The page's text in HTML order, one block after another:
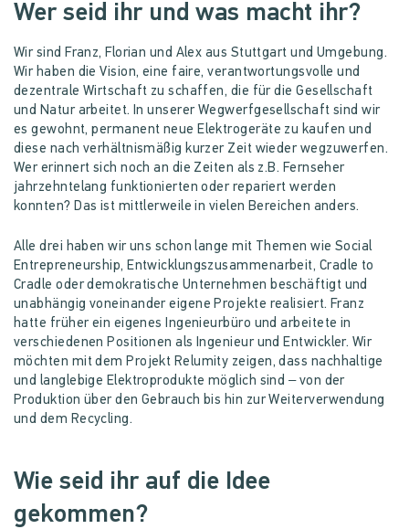
Wer seid ihr und was macht ihr?
Wir sind Franz, Florian und Alex aus Stuttgart und Umgebung.
Wir haben die Vision, eine faire, verantwortungsvolle und
dezentrale Wirtschaft zu schaffen, die für die Gesellschaft
und Natur arbeitet. In unserer Wegwerfgesellschaft sind wir
es gewohnt, permanent neue Elektrogeräte zu kaufen und
diese nach verhältnismäßig kurzer Zeit wieder wegzuwerfen.
Wer erinnert sich noch an die Zeiten als z.B. Fernseher
jahrzehntelang funktionierten oder repariert werden
konnten? Das ist mittlerweile in vielen Bereichen anders.
Alle drei haben wir uns schon lange mit Themen wie Social
Entrepreneurship, Entwicklungszusammenarbeit, Cradle to
Cradle oder demokratische Unternehmen beschäftigt und
unabhängig voneinander eigene Projekte realisiert. Franz
hatte früher ein eigenes Ingenieurbüro und arbeitete in
verschiedenen Positionen als Ingenieur und Entwickler. Wir
möchten mit dem Projekt Relumity zeigen, dass nachhaltige
und langlebige Elektroprodukte möglich sind – von der
Produktion über den Gebrauch bis hin zur Weiterverwendung
und dem Recycling.
Wie seid ihr auf die Idee
gekommen?